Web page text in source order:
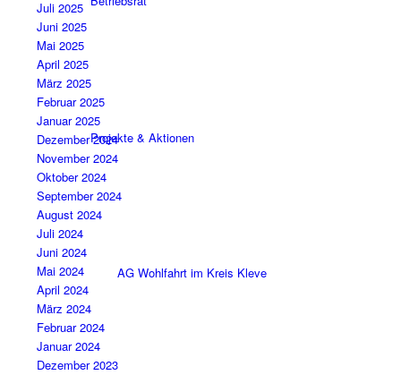
Projekte & Aktionen
AG Wohlfahrt im Kreis Kleve
Juli 2025
Juni 2025
Mai 2025
April 2025
März 2025
Februar 2025
Januar 2025
Dezember 2024
November 2024
Oktober 2024
September 2024
August 2024
Juli 2024
Juni 2024
Mai 2024
April 2024
März 2024
Februar 2024
Januar 2024
Dezember 2023